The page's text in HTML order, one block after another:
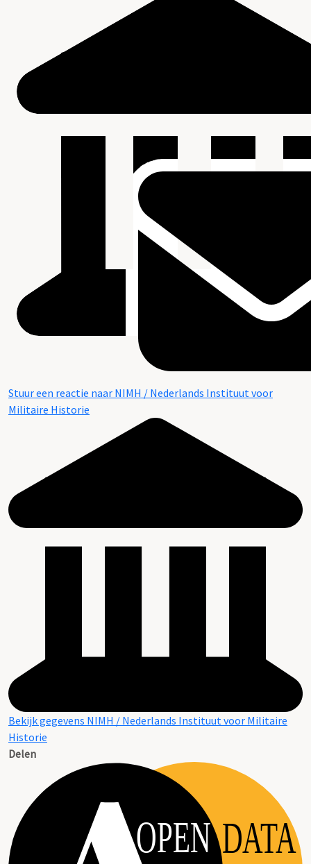
Stuur een reactie naar NIMH / Nederlands Instituut voor
Militaire Historie
Bekijk gegevens NIMH / Nederlands Instituut voor Militaire
Historie
Delen
OPEN DATA